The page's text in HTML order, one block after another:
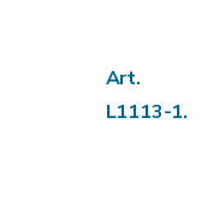
Art.
L1113-1.